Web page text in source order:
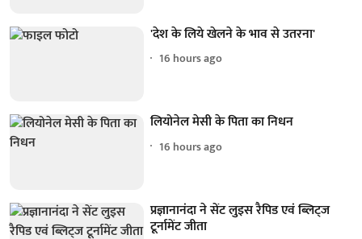
'देश के लिये खेलने के भाव से उतरना'
16 hours ago
लियोनेल मेसी के पिता का निधन
16 hours ago
प्रज्ञानानंदा ने सेंट लुइस रैपिड एवं ब्लिट्ज
टूर्नामेंट जीता